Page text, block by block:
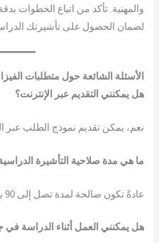
والمهنية. تأكد من اتباع الخطوات
لضمان الحصول على تأشيرتك
الأسئلة الشائعة حول متطلبات
هل يمكنني التقديم عبر الإنترنت؟
نعم، يمكن تقديم نموذج الطلب عبر
ما هي مدة صلاحية التأشيرة
عادةً تكون صالحة لمدة تصل إلى 90 يوم ويمكن تمديدها حسب الحاجة.
هل يمكنني العمل أثناء الدراسة في